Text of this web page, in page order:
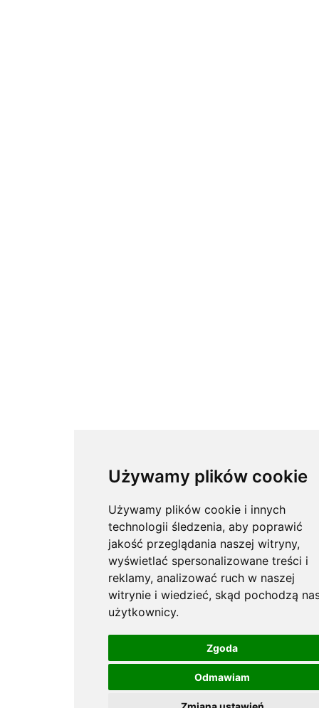
Używamy plików cookie
Używamy plików cookie i innych
technologii śledzenia, aby poprawić
jakość przeglądania naszej witryny,
wyświetlać spersonalizowane treści i
reklamy, analizować ruch w naszej
witrynie i wiedzieć, skąd pochodzą
użytkownicy.
Zgoda
Odmawiam